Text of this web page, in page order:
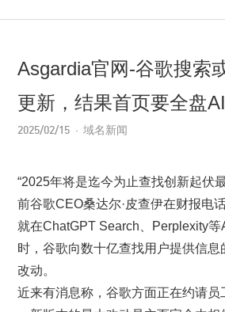
Asgardia官网-谷歌搜索
更新，结果首页要全盘
2025/02/15 域名新闻
“2025年将是迄今为止查找创新起伏
前谷歌CEO桑达尔·皮查伊在财报电
就在ChatGPT Search、Perplexity等
时，谷歌向数十亿查找用户提供信息
改动。
近来有消息称，谷歌方面正在约请